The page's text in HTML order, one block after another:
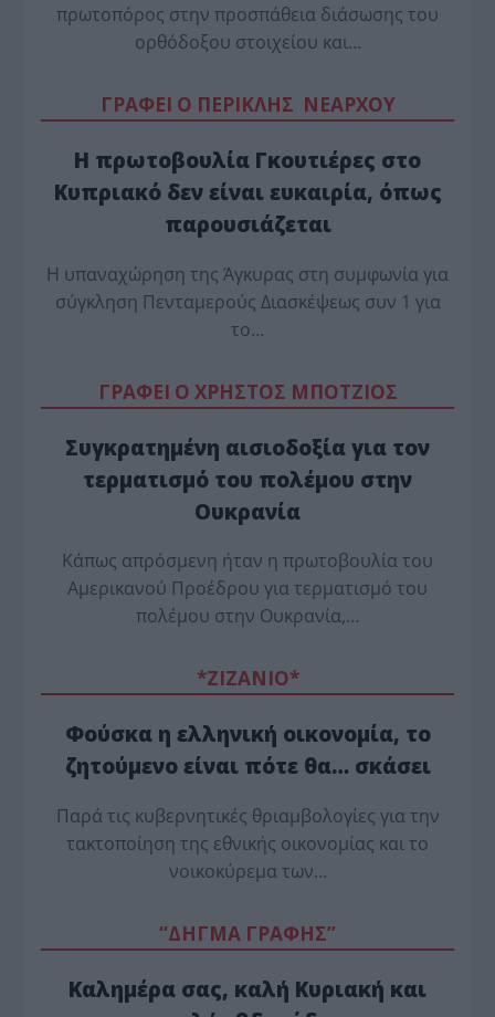
πρωτοπόρος στην προσπάθεια διάσωσης του
ορθόδοξου στοιχείου και…
ΓΡΑΦΕΙ Ο ΠΕΡΙΚΛΗΣ ΝΕΑΡΧΟΥ
Η πρωτοβουλία Γκουτιέρες στο
Κυπριακό δεν είναι ευκαιρία, όπως
παρουσιάζεται
Η υπαναχώρηση της Άγκυρας στη συμφωνία για
σύγκληση Πενταμερούς Διασκέψεως συν 1 για
το…
ΓΡΑΦΕΙ Ο ΧΡΗΣΤΟΣ ΜΠΟΤΖΙΟΣ
Συγκρατημένη αισιοδοξία για τον
τερματισμό του πολέμου στην
Ουκρανία
Κάπως απρόσμενη ήταν η πρωτοβουλία του
Αμερικανού Προέδρου για τερματισμό του
πολέμου στην Ουκρανία,…
*ZΙΖΑΝΙΟ*
Φούσκα η ελληνική οικονομία, το
ζητούμενο είναι πότε θα… σκάσει
Παρά τις κυβερνητικές θριαμβολογίες για την
τακτοποίηση της εθνικής οικονομίας και το
νοικοκύρεμα των…
“ΔΗΓΜΑ ΓΡΑΦΗΣ”
Καλημέρα σας, καλή Κυριακή και